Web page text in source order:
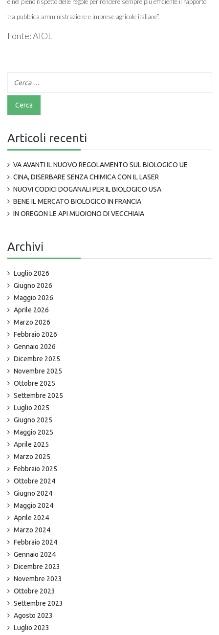
tra pubblica amministrazione e imprese agricole italiane”.
Fonte: AIOL
Articoli recenti
VA AVANTI IL NUOVO REGOLAMENTO SUL BIOLOGICO UE
CINA, DISERBARE SENZA CHIMICA CON IL LASER
NUOVI CODICI DOGANALI PER IL BIOLOGICO USA
BENE IL MERCATO BIOLOGICO IN FRANCIA
IN OREGON LE API MUOIONO DI VECCHIAIA
Archivi
Luglio 2026
Giugno 2026
Maggio 2026
Aprile 2026
Marzo 2026
Febbraio 2026
Gennaio 2026
Dicembre 2025
Novembre 2025
Ottobre 2025
Settembre 2025
Luglio 2025
Giugno 2025
Maggio 2025
Aprile 2025
Marzo 2025
Febbraio 2025
Ottobre 2024
Giugno 2024
Maggio 2024
Aprile 2024
Marzo 2024
Febbraio 2024
Gennaio 2024
Dicembre 2023
Novembre 2023
Ottobre 2023
Settembre 2023
Agosto 2023
Luglio 2023